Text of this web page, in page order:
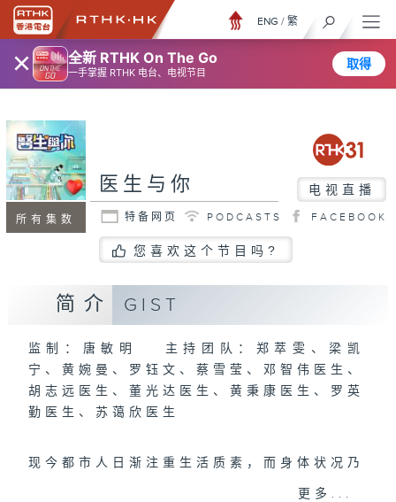
× 全新 RTHK On The Go
一手掌握 RTHK 电台、电视节目
取得
ENG / 繁
所有集数
医生与你 电视直播
特备网页 PODCASTS FACEBOOK
您喜欢这个节目吗?
简介 GIST
监制：唐敏明 主持团队：郑萃雯、梁凯
宁、黄婉曼、罗钰文、蔡雪莹、邓智伟医生、
胡志远医生、董光达医生、黄秉康医生、罗英
勤医生、苏蔼欣医生
现今都市人日渐注重生活质素，而身体状况乃
决定一个人的生活质素水平，所以健康医疗资
更多...